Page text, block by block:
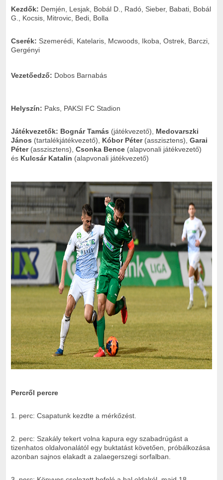
Kezdők: Demjén, Lesjak, Bobál D., Radó, Sieber, Babati, Bobál
G., Kocsis, Mitrovic, Bedi, Bolla
Cserék: Szemerédi, Katelaris, Mcwoods, Ikoba, Ostrek, Barczi,
Gergényi
Vezetőedző: Dobos Barnabás
Helyszín: Paks, PAKSI FC Stadion
Játékvezetők: Bognár Tamás (játékvezető), Medovarszki
János (tartalékjátékvezető), Kóbor Péter (asszisztens), Garai
Péter (asszisztens), Csonka Bence (alapvonali játékvezető)
és Kulcsár Katalin (alapvonali játékvezető)
Percről percre
1. perc: Csapatunk kezdte a mérkőzést.
2. perc: Szakály tekert volna kapura egy szabadrúgást a
tizenhatos oldalvonalától egy buktatást követően, próbálkozása
azonban sajnos elakadt a zalaegerszegi sorfalban.